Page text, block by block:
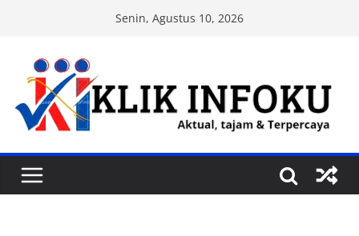
content
Senin, Agustus 10, 2026